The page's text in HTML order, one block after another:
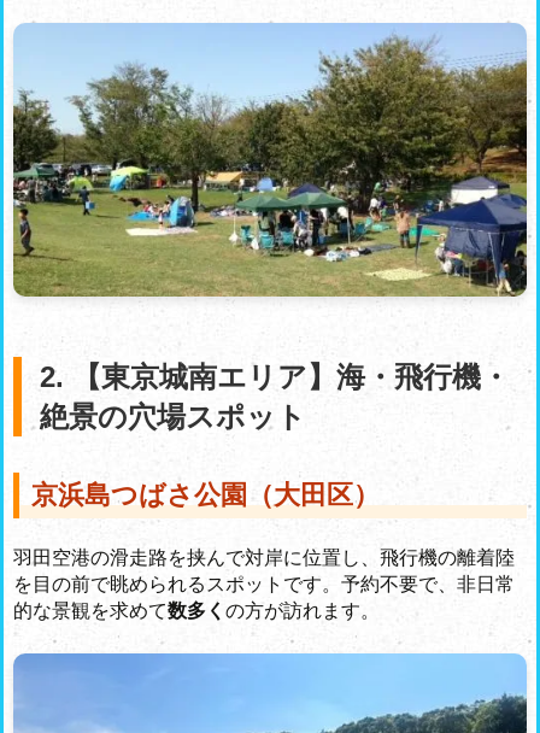
2. 【東京城南エリア】海・飛行機・
絶景の穴場スポット
京浜島つばさ公園（大田区）
羽田空港の滑走路を挟んで対岸に位置し、飛行機の離着陸
を目の前で眺められるスポットです。予約不要で、非日常
的な景観を求めて数多く の方が訪れます。